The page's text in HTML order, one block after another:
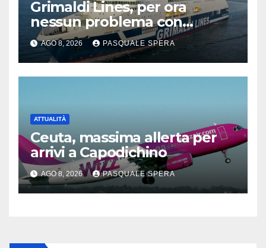
Grimaldi Lines, per ora
nessun problema con
Spagna
AGO 8, 2026 PASQUALE SPERA
ATTUALITÀ
Ceuta, massima allerta per
arrivi a Capodichino
AGO 8, 2026 PASQUALE SPERA